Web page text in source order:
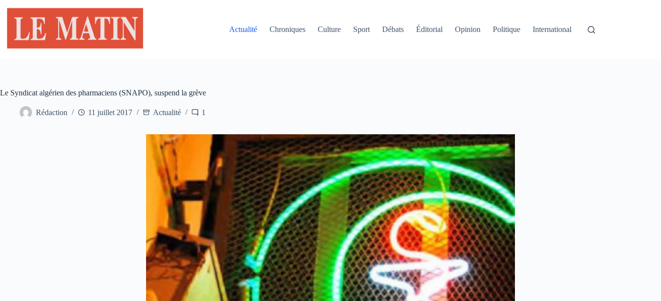
contenu
Actualité
Chroniques Culture Sport Débats Éditorial Opinion Politique International
Le Syndicat algérien des pharmaciens (SNAPO), suspend la grève
Rédaction 11 juillet 2017 Actualité 1